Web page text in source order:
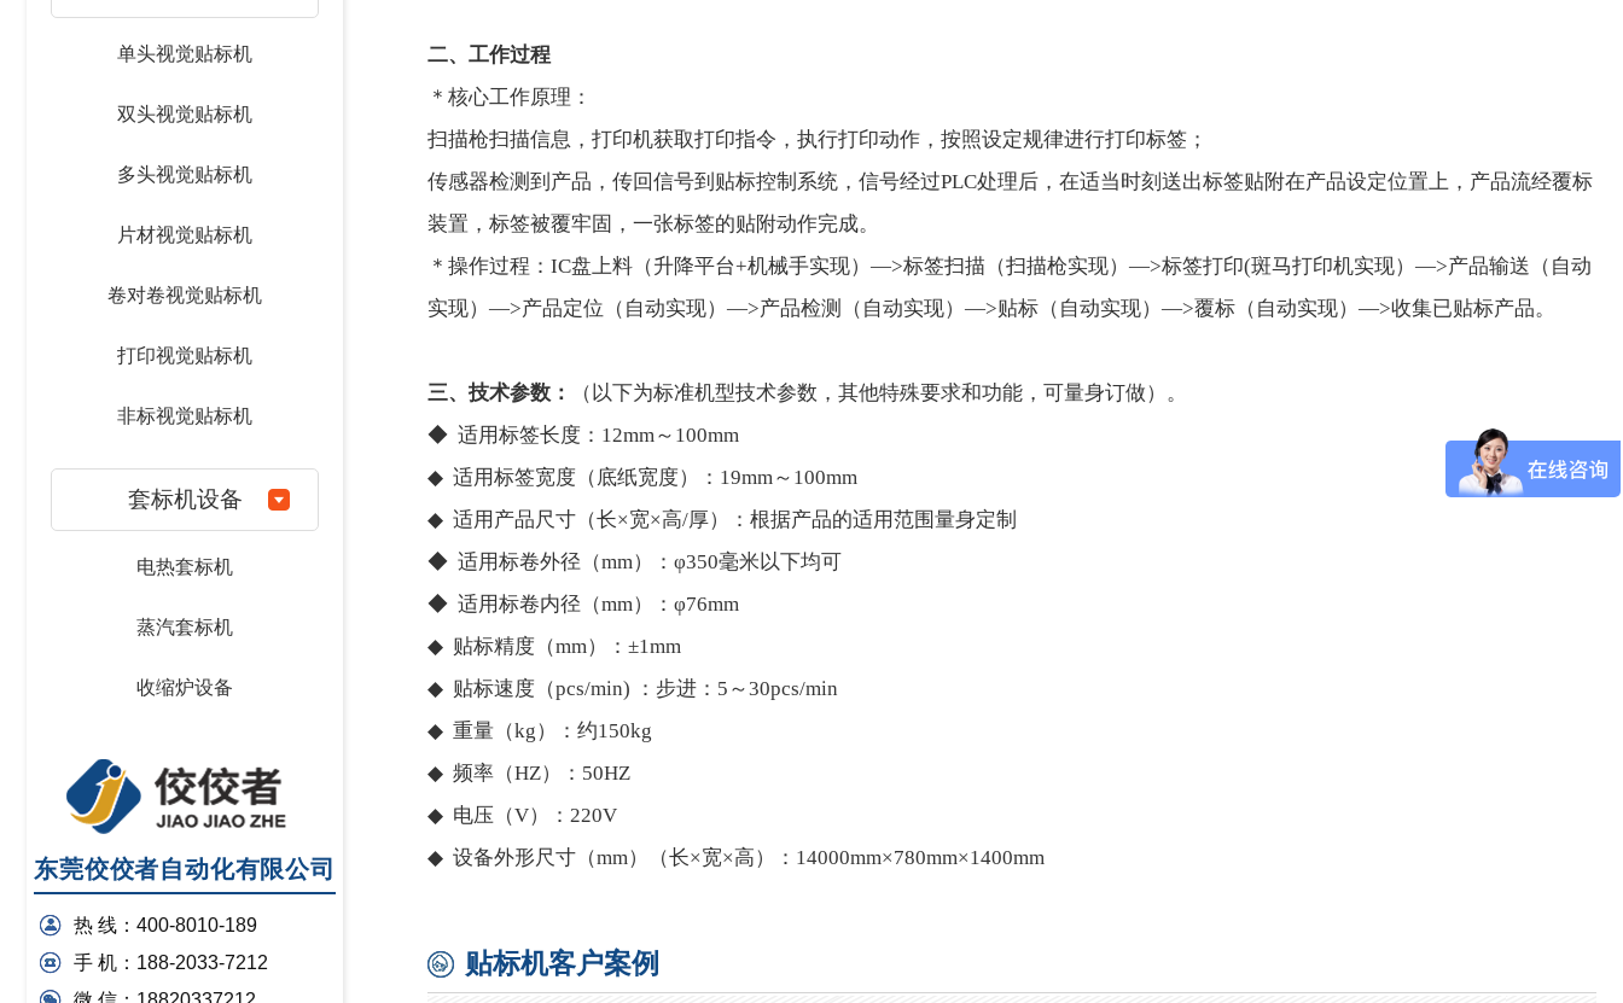
单头视觉贴标机
双头视觉贴标机
多头视觉贴标机
片材视觉贴标机
卷对卷视觉贴标机
打印视觉贴标机
非标视觉贴标机
套标机设备
电热套标机
蒸汽套标机
收缩炉设备
东莞佼佼者自动化有限公司
热 线：400-8010-189
手 机：188-2033-7212
二、工作过程
＊核心工作原理：
扫描枪扫描信息，打印机获取打印指令，执行打印动作，按照设定规律进行打印标签；
传感器检测到产品，传回信号到贴标控制系统，信号经过PLC处理后，在适当时刻送出标签贴附在产品设定位置上，产品流经覆标
装置，标签被覆牢固，一张标签的贴附动作完成。
＊操作过程：IC盘上料（升降平台+机械手实现）—>标签扫描（扫描枪实现）—>标签打印(斑马打印机实现）—>产品输送（自动
实现）—>产品定位（自动实现）—>产品检测（自动实现）—>贴标（自动实现）—>覆标（自动实现）—>收集已贴标产品。
三、技术参数：
（以下为标准机型技术参数，其他特殊要求和功能，可量身订做）。
◆ 适用标签长度：12mm～100mm
◆ 适用标签宽度（底纸宽度）：19mm～100mm
◆ 适用产品尺寸（长×宽×高/厚）：根据产品的适用范围量身定制
◆ 适用标卷外径（mm）：φ350毫米以下均可
◆ 适用标卷内径（mm）：φ76mm
◆ 贴标精度（mm）：±1mm
◆ 贴标速度（pcs/min) ：步进：5～30pcs/min
◆ 重量（kg）：约150kg
◆ 频率（HZ）：50HZ
◆ 电压（V）：220V
◆ 设备外形尺寸（mm）（长×宽×高）：14000mm×780mm×1400mm
贴标机客户案例